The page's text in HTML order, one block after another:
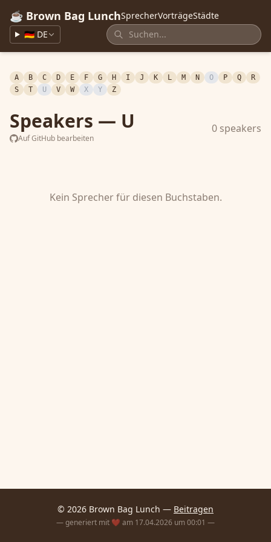
☕ Brown Bag LunchSprecherVorträgeStädte
🇩🇪 DE
A B C D E F G H I J K L M N O P Q
R
S
T U V W X Y Z
Speakers — U
Auf GitHub bearbeiten
0 speakers
Kein Sprecher für diesen Buchstaben.
© 2026 Brown Bag Lunch — Beitragen
— generiert mit ❤️ am 17.04.2026 um 00:01 —